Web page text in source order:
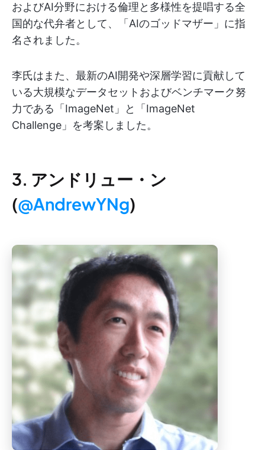
およびAI分野における倫理と多様性を提唱する全
国的な代弁者として、「AIのゴッドマザー」に指
名されました。
李氏はまた、最新のAI開発や深層学習に貢献して
いる大規模なデータセットおよびベンチマーク努
力である「ImageNet」と「ImageNet
Challenge」を考案しました。
3. アンドリュー・ン
(@AndrewYNg)